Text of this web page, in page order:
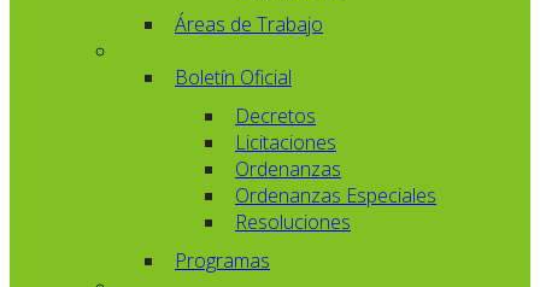
Áreas de Trabajo
Boletín Oficial
Decretos
Licitaciones
Ordenanzas
Ordenanzas Especiales
Resoluciones
Programas